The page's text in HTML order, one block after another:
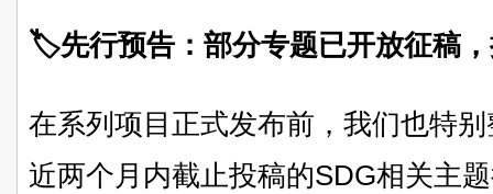
🏷先行预告：部分专题已开放征稿
在系列项目正式发布前，我们也特
近两个月内截止投稿的SDG相关主